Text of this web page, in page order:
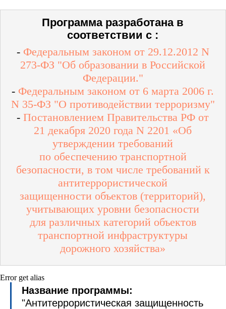
Программа разработана в
соответствии с :
- Федеральным законом от 29.12.2012 N
273-ФЗ "Об образовании в Российской
Федерации."
- Федеральным законом от 6 марта 2006 г.
N 35-ФЗ "О противодействии терроризму"
- Постановлением Правительства РФ от
21 декабря 2020 года N 2201 «Об
утверждении требований
по обеспечению транспортной
безопасности, в том числе требований к
антитеррористической
защищенности объектов (территорий),
учитывающих уровни безопасности
для различных категорий объектов
транспортной инфраструктуры
дорожного хозяйства»
Error get alias
Название программы:
"Антитеррористическая защищенность